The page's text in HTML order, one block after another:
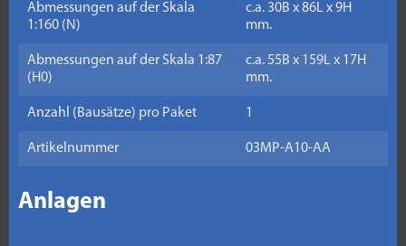
Abmessungen auf der Skala
1:160 (N)
c.a. 30B x 86L x 9H
mm.
Abmessungen auf der Skala 1:87
(H0)
c.a. 55B x 159L x 17H
mm.
Anzahl (Bausätze) pro Paket 1
Artikelnummer 03MP-A10-AA
Anlagen